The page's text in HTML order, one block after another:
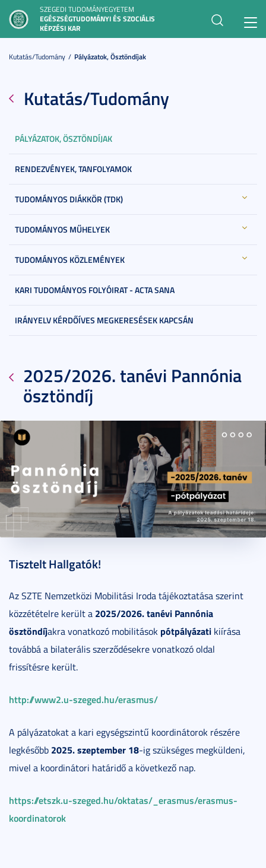
SZEGEDI TUDOMÁNYEGYETEM
EGÉSZSÉGTUDOMÁNYI ÉS SZOCIÁLIS
KÉPZÉSI KAR
Kutatás/Tudomány Pályázatok, Ösztöndíjak
Kutatás/Tudomány
PÁLYÁZATOK, ÖSZTÖNDÍJAK
RENDEZVÉNYEK, TANFOLYAMOK
TUDOMÁNYOS DIÁKKÖR (TDK)
TUDOMÁNYOS MŰHELYEK
TUDOMÁNYOS KÖZLEMÉNYEK
KARI TUDOMÁNYOS FOLYÓIRAT - ACTA SANA
IRÁNYELV KÉRDŐÍVES MEGKERESÉSEK KAPCSÁN
2025/2026. tanévi Pannónia
ösztöndíj
Tisztelt Hallgatók!
Az SZTE Nemzetközi Mobilitási Iroda tájékoztatása szerint
közzétételre került a 2025/2026. tanévi Pannónia
ösztöndíjakra vonatkozó mobilitások pótpályázati kiírása
továbbá a bilaterális szerződésekre vonatkozó oldal
frissítésre került.
http://www2.u-szeged.hu/erasmus/
A pályázatokat a kari egységszintű koordinátorok részére
legkésőbb 2025. szeptember 18-ig szükséges megküldeni,
mivel a koordinátori határidő a következő nap.
https://etszk.u-szeged.hu/oktatas/_erasmus/erasmus-
koordinatorok